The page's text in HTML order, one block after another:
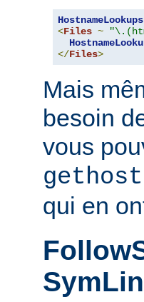
HostnameLookups
<Files ~
</Files>
Mais
besoin
vous
qui en